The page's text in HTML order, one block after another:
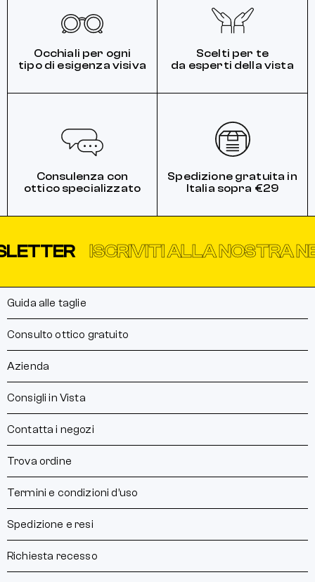
Occhiali per ogni
tipo di esigenza visiva
Scelti per te
da esperti della vista
Consulenza con
ottico specializzato
Spedizione gratuita in
Italia sopra €29
ISCRIVITI ALLA NOSTRA
Guida alle taglie
Consulto ottico gratuito
Azienda
Consigli in Vista
Contatta i negozi
Trova ordine
Termini e condizioni d’uso
Spedizione e resi
Richiesta recesso